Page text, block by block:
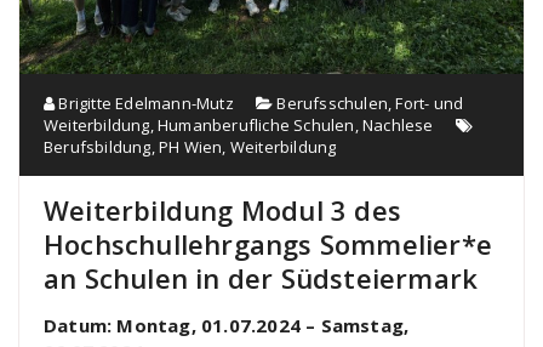
Brigitte Edelmann-Mutz Berufsschulen,Fort- und
Weiterbildung,Humanberufliche Schulen,Nachlese
Berufsbildung,PH Wien, Weiterbildung
Weiterbildung Modul 3 des
Hochschullehrgangs Sommelier*e
an Schulen in der Südsteiermark
Datum: Montag, 01.07.2024 – Samstag,